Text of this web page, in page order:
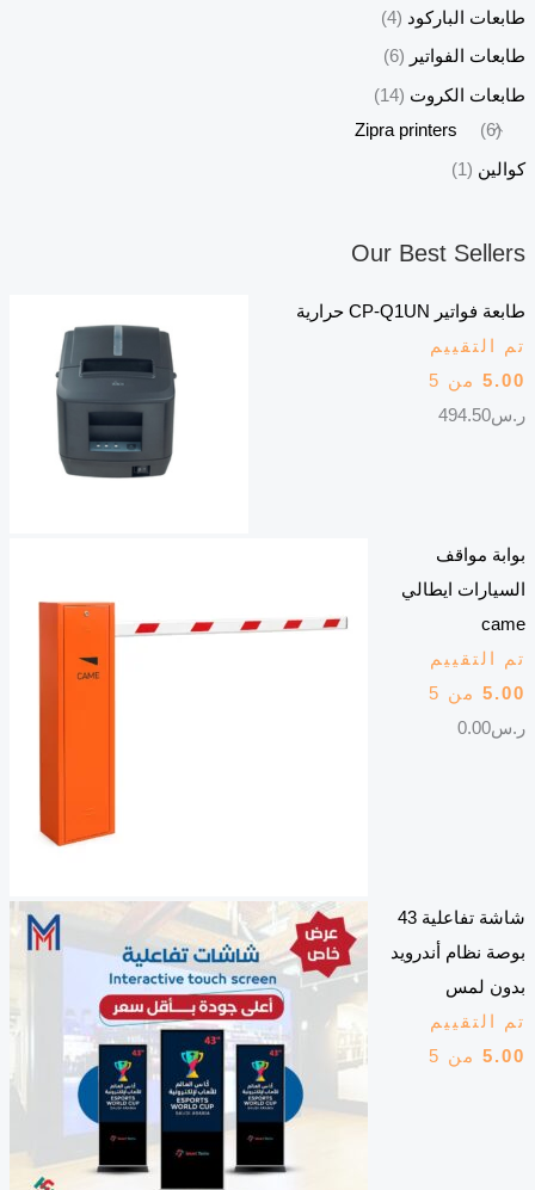
طابعات الباركود (4)
طابعات الفواتير (6)
طابعات الكروت (14)
Zipra printers
(6)
كوالين (1)
Our Best Sellers
طابعة فواتير CP-Q1UN حرارية
تم التقييم
5.00من 5
ر.س494.50
بوابة مواقف
السيارات ايطالي
came
تم التقييم
5.00من 5
ر.س0.00
شاشة تفاعلية 43
بوصة نظام أندرويد
بدون لمس
تم التقييم
5.00من 5